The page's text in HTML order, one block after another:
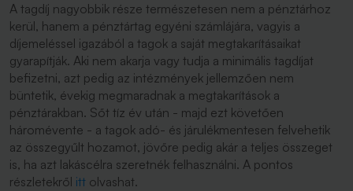
A tagdíj nagyobbik része természetesen nem a pénztárhoz
kerül, hanem a pénztártag egyéni számlájára, vagyis a
díjemeléssel igazából a tagok a saját megtakarításaikat
gyarapítják. Aki nem akarja vagy tudja a minimális tagdíjat
befizetni, azt pedig az intézmények jellemzően nem
büntetik, évekig megmaradnak a megtakarítások a
pénztárakban. Sőt tíz év után - majd ezt követően
háromévente - a tagok adó- és járulékmentesen felvehetik
az összegyűlt hozamot, jövőre pedig akár a teljes összeget
is, ha azt lakáscélra szeretnék felhasználni. A pontos
részletekről itt olvashat.